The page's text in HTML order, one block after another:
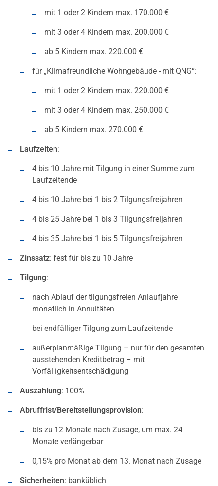
mit 1 oder 2 Kindern max. 170.000 €
mit 3 oder 4 Kindern max. 200.000 €
ab 5 Kindern max. 220.000 €
für „Klimafreundliche Wohngebäude - mit QNG“:
mit 1 oder 2 Kindern max. 220.000 €
mit 3 oder 4 Kindern max. 250.000 €
ab 5 Kindern max. 270.000 €
Laufzeiten:
4 bis 10 Jahre mit Tilgung in einer Summe zum
Laufzeitende
4 bis 10 Jahre bei 1 bis 2 Tilgungsfreijahren
4 bis 25 Jahre bei 1 bis 3 Tilgungsfreijahren
4 bis 35 Jahre bei 1 bis 5 Tilgungsfreijahren
Zinssatz: fest für bis zu 10 Jahre
Tilgung:
nach Ablauf der tilgungsfreien Anlaufjahre
monatlich in Annuitäten
bei endfälliger Tilgung zum Laufzeitende
außerplanmäßige Tilgung – nur für den gesamten
ausstehenden Kreditbetrag – mit
Vorfälligkeitsentschädigung
Auszahlung: 100%
Abruffrist/Bereitstellungsprovision:
bis zu 12 Monate nach Zusage, um max. 24
Monate verlängerbar
0,15% pro Monat ab dem 13. Monat nach Zusage
Sicherheiten: banküblich